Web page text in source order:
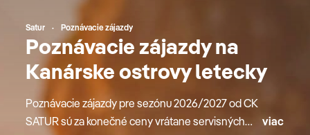
Satur Poznávacie zájazdy
Poznávacie zájazdy na
Kanárske ostrovy letecky
Poznávacie zájazdy pre sezónu 2026/2027 od CK
SATUR sú za konečné ceny vrátane servisných
viac